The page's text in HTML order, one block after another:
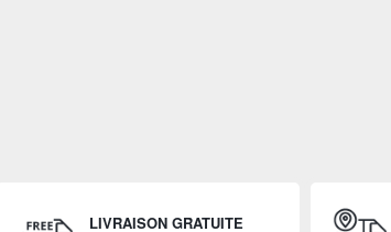
LIVRAISON GRATUITE